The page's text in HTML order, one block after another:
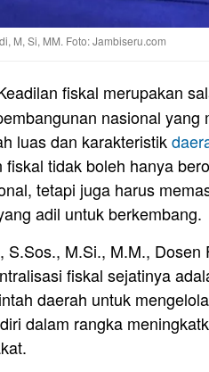
M, Si, MM. Foto: Jambiseru.com
fiskal merupakan
nasional yang
luas dan karakteristik
fiskal tidak boleh hanya
tetapi juga harus
adil untuk berkembang.
S.Sos., M.Si., M.M., Dosen
fiskal sejatinya
daerah untuk
dalam rangka